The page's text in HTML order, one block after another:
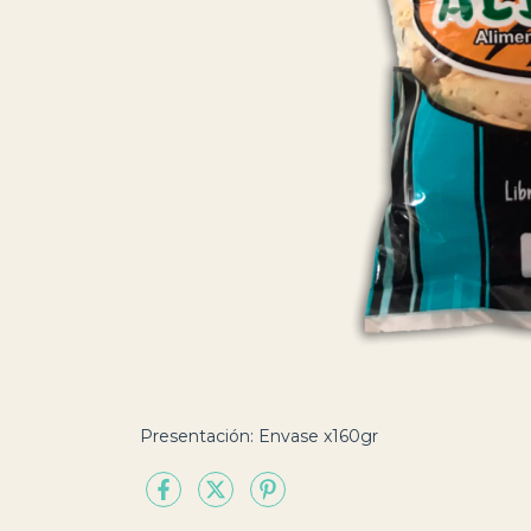
Presentación: Envase x160gr